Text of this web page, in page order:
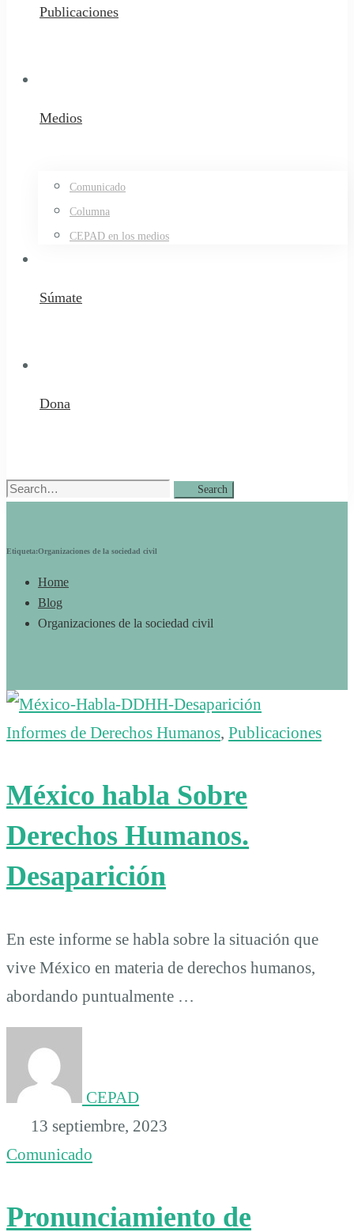
Publicaciones
Medios
Comunicado
Columna
CEPAD en los medios
Súmate
Dona
Search
Search
Etiqueta:Organizaciones de la sociedad civil
Home
Blog
Organizaciones de la sociedad civil
Informes de Derechos Humanos, Publicaciones
México habla Sobre
Derechos Humanos.
Desaparición
En este informe se habla sobre la situación que
vive México en materia de derechos humanos,
abordando puntualmente …
CEPAD
13 septiembre, 2023
Comunicado
Pronunciamiento de